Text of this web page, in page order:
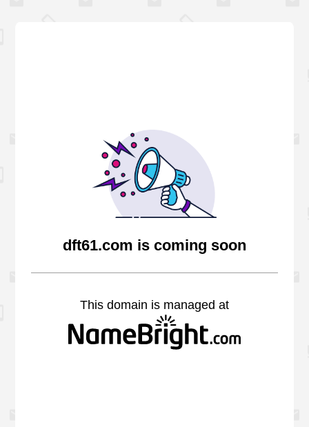
dft61.com is coming soon
This domain is managed at